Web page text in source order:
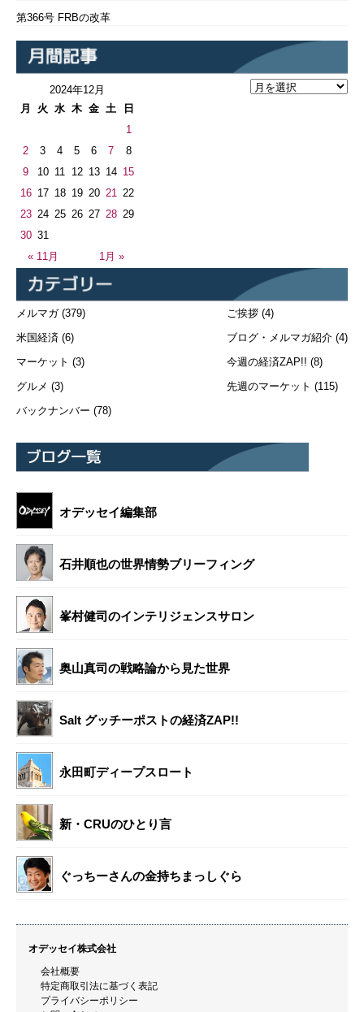
第366号 FRBの改革
2024年12月
月
火 水 木 金 土 日
« 11月 1月 »
1
2
3 4 5 6 7
8
9
10 11 12 13 14 15
16 17 18 19 20 21 22
23 24 25 26 27 28 29
30 31
メルマガ(379)
米国経済 (6)
マーケット (3)
グルメ (3)
バックナンバー (78)
ご挨拶 (4)
ブログ・メルマガ紹介 (4)
今週の経済ZAP!! (8)
先週のマーケット (115)
オデッセイ編集部
石井順也の世界情勢ブリーフィング
峯村健司のインテリジェンスサロン
奥山真司の戦略論から見た世界
Salt グッチーポストの経済ZAP!!
永田町ディープスロート
新・CRUのひとり言
ぐっちーさんの金持ちまっしぐら
オデッセイ株式会社
会社概要
特定商取引法に基づく表記
プライバシーポリシー